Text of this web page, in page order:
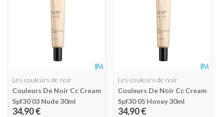
Les couleurs de noir
Couleurs De Noir Cc Cream
Spf30 03 Nude 30ml
34,90 €
Les couleurs de noir
Couleurs De Noir Cc Cream
Spf30 05 Honey 30ml
34,90 €